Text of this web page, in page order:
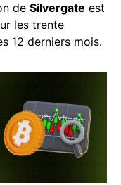
de Silvergate est
les trente
12 derniers mois.